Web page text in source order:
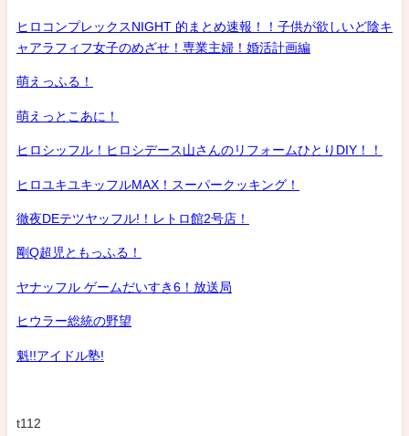
ヒロコンプレックスNIGHT 的まとめ速報！！子供が欲しいど陰キ
ャアラフィフ女子のめざせ！専業主婦！婚活計画編
萌えっふる！
萌えっとこあに！
ヒロシッフル！ヒロシデース山さんのリフォームひとりDIY！！
ヒロユキユキッフルMAX！スーパークッキング！
徹夜DEテツヤッフル!！レトロ館2号店！
剛Q超児ともっふる！
ヤナッフル ゲームだいすき6！放送局
ヒウラー総統の野望
魁!!アイドル塾!
t112